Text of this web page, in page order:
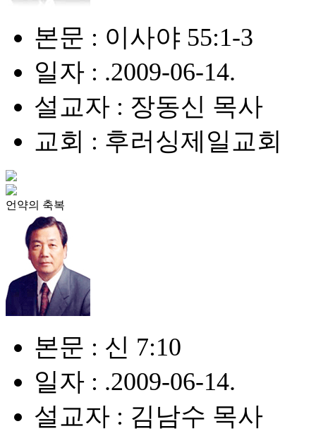
본문 : 이사야 55:1-3
일자 : .2009-06-14.
설교자 : 장동신 목사
교회 : 후러싱제일교회
언약의 축복
본문 : 신 7:10
일자 : .2009-06-14.
설교자 : 김남수 목사